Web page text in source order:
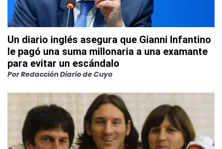
Un diario inglés asegura que Gianni Infantino
le pagó una suma millonaria a una examante
para evitar un escándalo
PorRedacción Diario de Cuyo